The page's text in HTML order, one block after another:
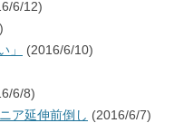
6/12)
」
(2016/6/10)
6/8)
ア延伸前倒し (2016/6/7)